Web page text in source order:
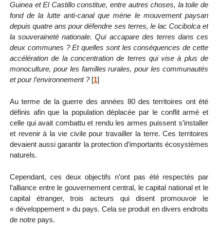
Guinea et El Castillo constitue, entre autres choses, la toile de
fond de la lutte anti-canal que mène le mouvement paysan
depuis quatre ans pour défendre ses terres, le lac Cocibolca et
la souveraineté nationale. Qui accapare des terres dans ces
deux communes ? Et quelles sont les conséquences de cette
accélération de la concentration de terres qui vise à plus de
monoculture, pour les familles rurales, pour les communautés
et pour l’environnement ?[1]
Au terme de la guerre des années 80 des territoires ont été
définis afin que la population déplacée par le conflit armé et
celle qui avait combattu et rendu les armes puissent s’installer
et revenir à la vie civile pour travailler la terre. Ces territoires
devaient aussi garantir la protection d’importants écosystèmes
naturels.
Cependant, ces deux objectifs n’ont pas été respectés par
l’alliance entre le gouvernement central, le capital national et le
capital étranger, trois acteurs qui disent promouvoir le
« développement » du pays. Cela se produit en divers endroits
de notre pays.